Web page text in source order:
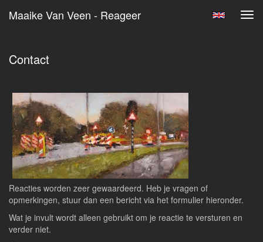
Maaike Van Veen - Reageer
Contact
Reacties worden zeer gewaardeerd. Heb je vragen of
opmerkingen, stuur dan een bericht via het formulier hieronder.
Wat je invult wordt alleen gebruikt om je reactie te versturen en
verder niet.